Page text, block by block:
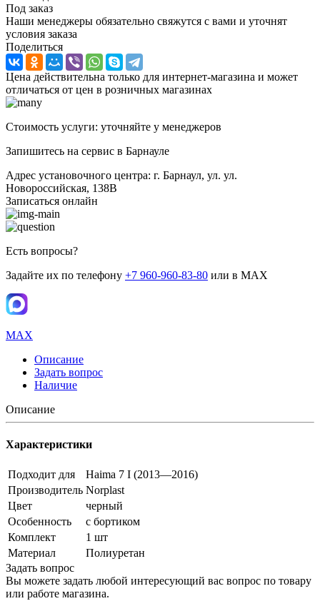
Под заказ
Наши менеджеры обязательно свяжутся с вами и уточнят
условия заказа
Поделиться
Цена действительна только для интернет-магазина и может
отличаться от цен в розничных магазинах
Стоимость услуги: уточняйте у менеджеров
Запишитесь на сервис в Барнауле
Адрес установочного центра: г. Барнаул, ул. ул.
Новороссийская, 138В
Записаться онлайн
Есть вопросы?
Задайте их по телефону +7 960-960-83-80 или в MAX
MAX
Описание
Задать вопрос
Наличие
Описание
Характеристики
Подходит для
Haima 7 I (2013—2016)
Производитель Norplast
Цвет
черный
Особенность
с бортиком
Комплект
1 шт
Материал
Полиуретан
Задать вопрос
Вы можете задать любой интересующий вас вопрос по товару
или работе магазина.